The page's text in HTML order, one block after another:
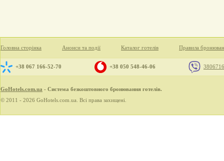
Головна сторінка Анонси та події Каталог готелів Правила
+38 067 166-52-70 +38 050 548-46-06
GoHotels.com.ua - Система безкоштовного бронювання готелів.
© 2011 - 2026 GoHotels.com.ua. Всі права захищені.